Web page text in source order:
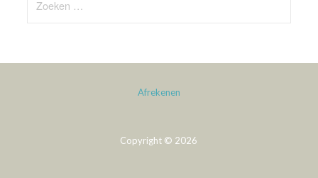
naar:
Afrekenen
Copyright © 2026